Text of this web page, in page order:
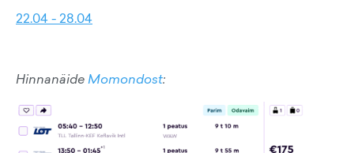
22.04 - 28.04
HinnanäideMomondost: